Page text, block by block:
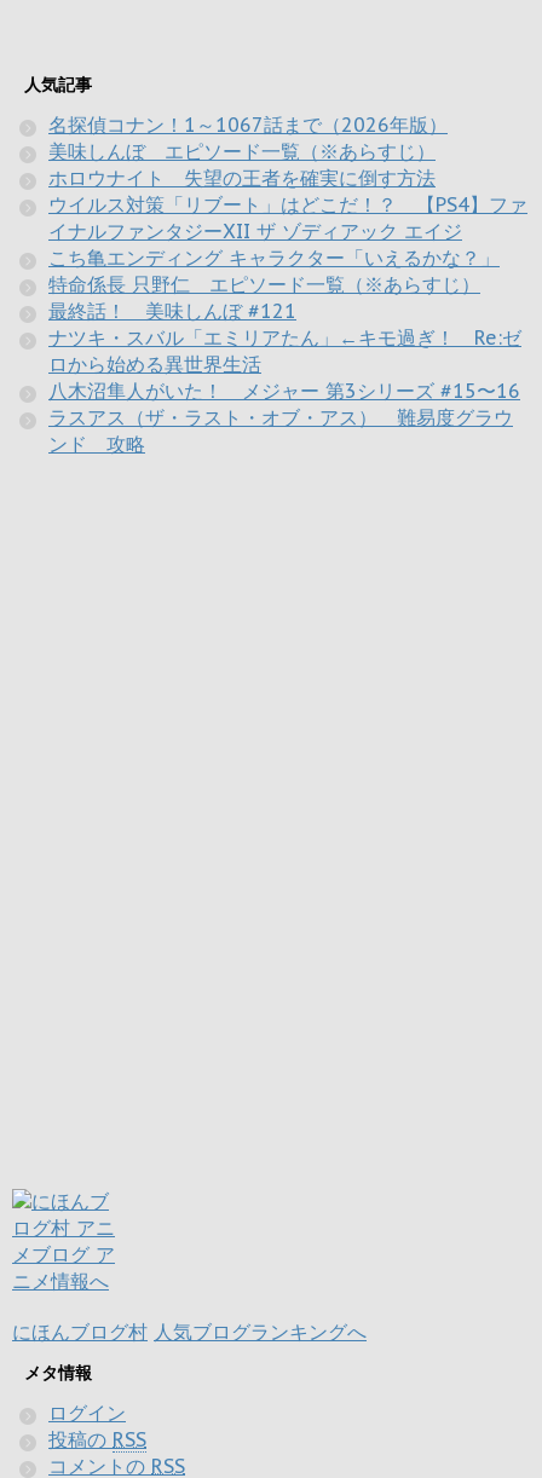
人気記事
名探偵コナン！1～1067話まで（2026年版）
美味しんぼ エピソード一覧（※あらすじ）
ホロウナイト 失望の王者を確実に倒す方法
ウイルス対策「リブート」はどこだ！？ 【PS4】ファ
イナルファンタジーXII ザ ゾディアック エイジ
こち亀エンディング キャラクター「いえるかな？」
特命係長 只野仁 エピソード一覧（※あらすじ）
最終話！ 美味しんぼ #121
ナツキ・スバル「エミリアたん」←キモ過ぎ！ Re:ゼ
ロから始める異世界生活
八木沼隼人がいた！ メジャー 第3シリーズ #15〜16
ラスアス（ザ・ラスト・オブ・アス） 難易度グラウ
ンド 攻略
にほんブログ村 人気ブログランキングへ
メタ情報
ログイン
投稿の RSS
コメントの RSS